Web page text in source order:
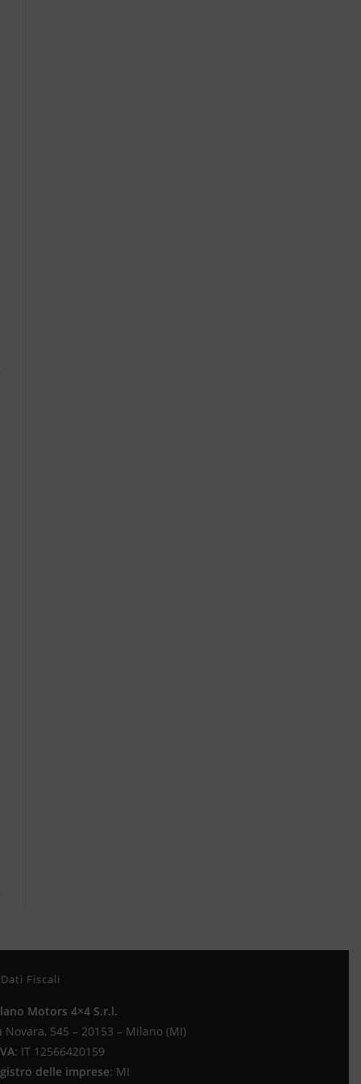
Dati Fiscali
Motors 4×4 S.r.l.
Novara, 545 – 20153 – Milano (MI)
: IT 12566420159
delle imprese: MI